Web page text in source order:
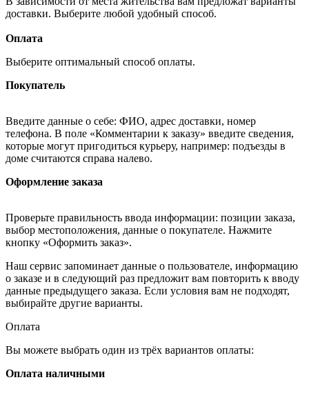
доставки. Выберите любой удобный способ.
Оплата
Выберите оптимальный способ оплаты.
Покупатель
Введите данные о себе: ФИО, адрес доставки, номер
телефона. В поле «Комментарии к заказу» введите сведения,
которые могут пригодиться курьеру, например: подъезды в
доме считаются справа налево.
Оформление заказа
Проверьте правильность ввода информации: позиции заказа,
выбор местоположения, данные о покупателе. Нажмите
кнопку «Оформить заказ».
Наш сервис запоминает данные о пользователе, информацию
о заказе и в следующий раз предложит вам повторить к вводу
данные предыдущего заказа. Если условия вам не подходят,
выбирайте другие варианты.
Оплата
Вы можете выбрать один из трёх вариантов оплаты:
Оплата наличными